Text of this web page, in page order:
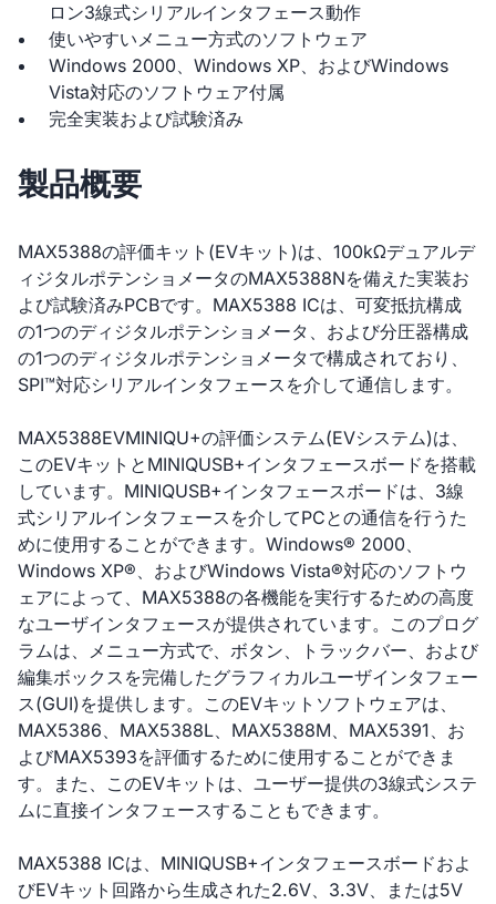
ロン3線式シリアルインタフェース動作
使いやすいメニュー方式のソフトウェア
Windows 2000、Windows XP、およびWindows
Vista対応のソフトウェア付属
完全実装および試験済み
製品概要
MAX5388の評価キット(EVキット)は、100kΩデュアルデ
ィジタルポテンショメータのMAX5388Nを備えた実装お
よび試験済みPCBです。MAX5388 ICは、可変抵抗構成
の1つのディジタルポテンショメータ、および分圧器構成
の1つのディジタルポテンショメータで構成されており、
SPI™対応シリアルインタフェースを介して通信します。
MAX5388EVMINIQU+の評価システム(EVシステム)は、
このEVキットとMINIQUSB+インタフェースボードを搭載
しています。MINIQUSB+インタフェースボードは、3線
式シリアルインタフェースを介してPCとの通信を行うた
めに使用することができます。Windows® 2000、
Windows XP®、およびWindows Vista®対応のソフトウ
ェアによって、MAX5388の各機能を実行するための高度
なユーザインタフェースが提供されています。このプログ
ラムは、メニュー方式で、ボタン、トラックバー、および
編集ボックスを完備したグラフィカルユーザインタフェー
ス(GUI)を提供します。このEVキットソフトウェアは、
MAX5386、MAX5388L、MAX5388M、MAX5391、お
よびMAX5393を評価するために使用することができま
す。また、このEVキットは、ユーザー提供の3線式システ
ムに直接インタフェースすることもできます。
MAX5388 ICは、MINIQUSB+インタフェースボードおよ
びEVキット回路から生成された2.6V、3.3V、または5V